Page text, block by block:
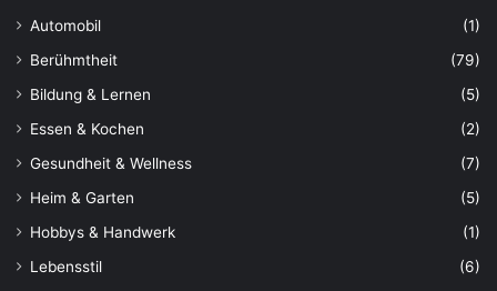
Automobil
(1)
Berühmtheit
(79)
Bildung & Lernen
(5)
Essen & Kochen
(2)
Gesundheit & Wellness
(7)
Heim & Garten
(5)
Hobbys & Handwerk
(1)
Lebensstil
(6)